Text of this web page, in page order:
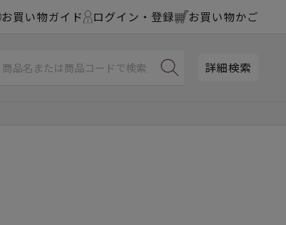
お買い物ガイド ログイン・登録 お買い物かご
詳細検索